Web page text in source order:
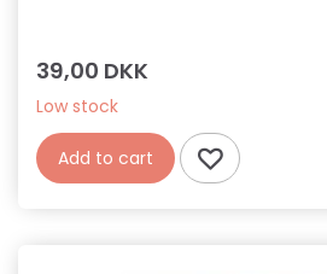
39,00 DKK
Low stock
Add to cart